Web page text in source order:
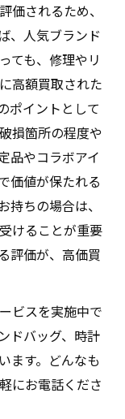
価されるため、
、人気ブランド
ても、修理やリ
高額買取された
ポイントとして
損箇所の程度や
品やコラボアイ
価値が保たれる
持ちの場合は、
けることが重要
評価が、高価買
ビスを実施中で
ドバッグ、時計
ます。どんなも
にお電話くださ